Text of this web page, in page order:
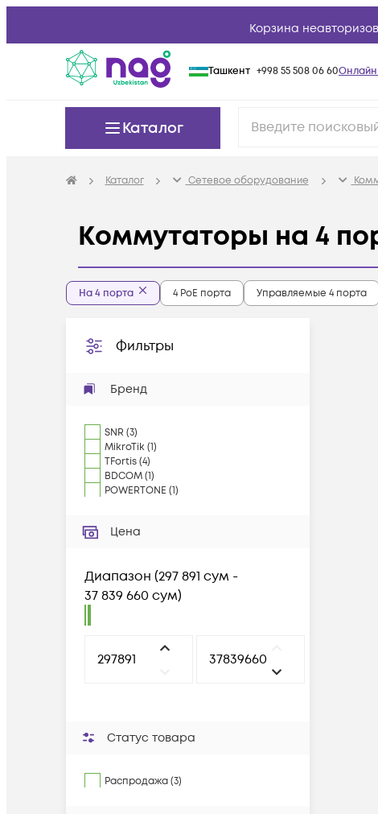
Корзина
Ташкент +998 55 508 06 60Онлайн
Каталог
Каталог Сетевое оборудование
Коммутаторы на 4
Фильтры
Бренд
SNR (3)
MikroTik(1)
TFortis(4)
BDCOM(1)
POWERTONE (1)
Цена
Диапазон (297 891 сум -
37 839 660 сум)
Статус товара
Распродажа (3)
На 4 порта 4 PoE порта Управляемые 4 порта